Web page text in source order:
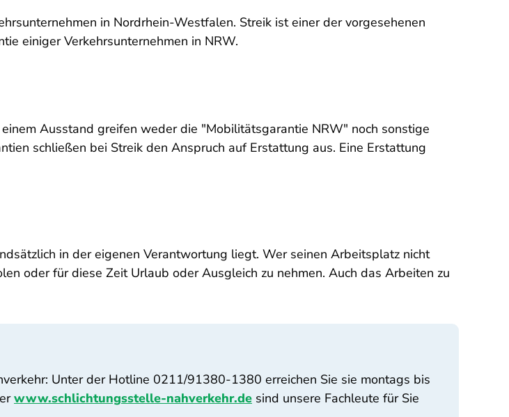
in Nordrhein-Westfalen. Streik ist einer der vorgesehenen
einiger Verkehrsunternehmen in NRW.
Ausstand greifen weder die "Mobilitätsgarantie NRW" noch sonstige
schließen bei Streik den Anspruch auf Erstattung aus. Eine Erstattung
in der eigenen Verantwortung liegt. Wer seinen Arbeitsplatz nicht
oder für diese Zeit Urlaub oder Ausgleich zu nehmen. Auch das Arbeiten zu
Unter der Hotline 0211/91380-1380 erreichen Sie sie montags bis
www.schlichtungsstelle-nahverkehr.de sind unsere Fachleute für Sie